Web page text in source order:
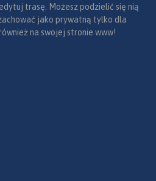
trasę. Możesz podzielić się nią
jako prywatną tylko dla
na swojej stronie www!